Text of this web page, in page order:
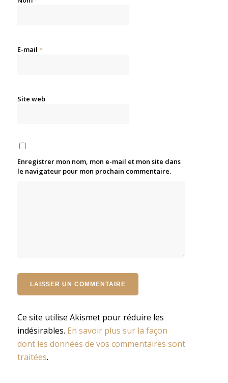
E-mail *
Site web
Enregistrer mon nom, mon e-mail et mon site dans
le navigateur pour mon prochain commentaire.
Ce site utilise Akismet pour réduire les
indésirables. En savoir plus sur la façon
dont les données de vos commentaires sont
traitées.